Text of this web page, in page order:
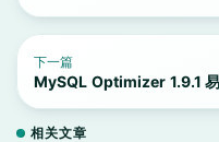
下一篇
MySQL Optimizer 1.9.1
相关文章